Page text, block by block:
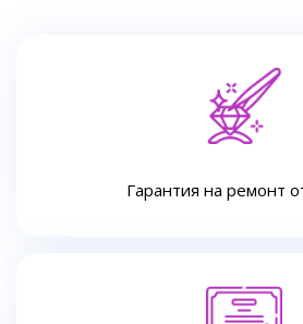
Гарантия на ремонт